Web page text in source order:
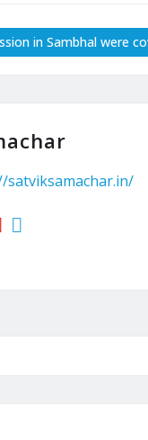
in Sambhal were
satviksamachar.in/